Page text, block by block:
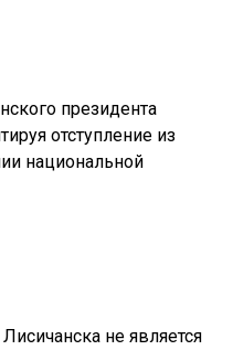
президента
отступление из
национальной
не является